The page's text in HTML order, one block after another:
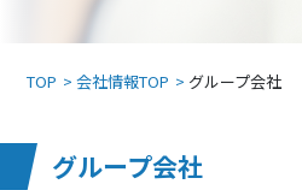
TOP 会社情報TOP グループ会社
グループ会社